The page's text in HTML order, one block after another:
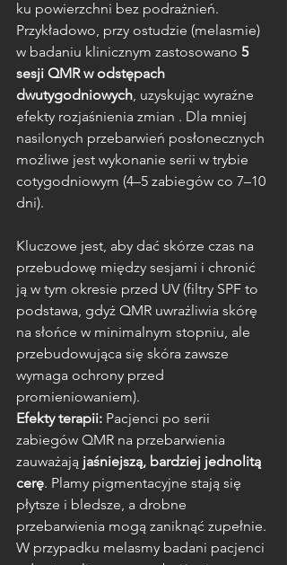
ku powierzchni bez podrażnień.
Przykładowo, przy ostudzie (melasmie)
w badaniu klinicznym zastosowano 5
sesji QMR w odstępach
dwutygodniowych, uzyskując wyraźne
efekty rozjaśnienia zmian . Dla mniej
nasilonych przebarwień posłonecznych
możliwe jest wykonanie serii w trybie
cotygodniowym (4–5 zabiegów co 7–10
dni).
Kluczowe jest, aby dać skórze czas na
przebudowę między sesjami i chronić
ją w tym okresie przed UV (filtry SPF to
podstawa, gdyż QMR uwrażliwia skórę
na słońce w minimalnym stopniu, ale
przebudowująca się skóra zawsze
wymaga ochrony przed
promieniowaniem).
Efekty terapii: Pacjenci po serii
zabiegów QMR na przebarwienia
zauważają jaśniejszą, bardziej jednolitą
cerę. Plamy pigmentacyjne stają się
płytsze i bledsze, a drobne
przebarwienia mogą zaniknąć zupełnie.
W przypadku melasmy badani pacjenci